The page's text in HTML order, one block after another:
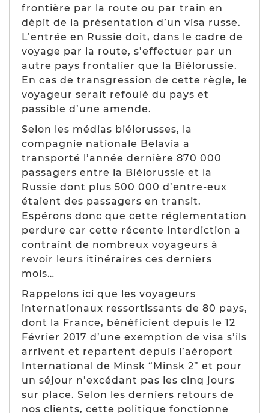
frontière par la route ou par train en
dépit de la présentation d’un visa russe.
L’entrée en Russie doit, dans le cadre de
voyage par la route, s’effectuer par un
autre pays frontalier que la Biélorussie.
En cas de transgression de cette règle, le
voyageur serait refoulé du pays et
passible d’une amende.
Selon les médias biélorusses, la
compagnie nationale Belavia a
transporté l’année dernière 870 000
passagers entre la Biélorussie et la
Russie dont plus 500 000 d’entre-eux
étaient des passagers en transit.
Espérons donc que cette réglementation
perdure car cette récente interdiction a
contraint de nombreux voyageurs à
revoir leurs itinéraires ces derniers
mois…
Rappelons ici que les voyageurs
internationaux ressortissants de 80 pays,
dont la France, bénéficient depuis le 12
Février 2017 d’une exemption de visa s’ils
arrivent et repartent depuis l’aéroport
International de Minsk “Minsk 2” et pour
un séjour n’excédant pas les cinq jours
sur place. Selon les derniers retours de
nos clients, cette politique fonctionne